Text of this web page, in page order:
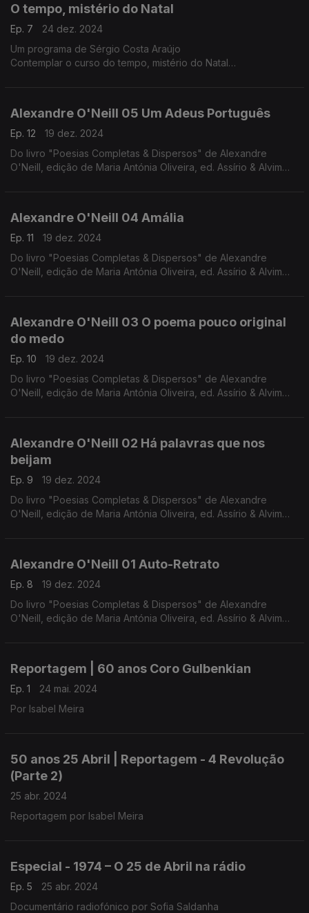
O tempo, mistério do Natal
Ep. 7
24 dez. 2024
Um programa de Sérgio Costa Araújo
Contemplar o curso do tempo, mistério do Natal
pouco mais além.
Nesta jornada, debaixo de nuvens chuviscosas, os dias vão
procissões de gente mascarada, iluminadas por fogos, velas e
santos. Vamos contemplar tudo isto na privacidade do tempo
Alexandre O'Neill 05 Um Adeus Português
Ep. 12
19 dez. 2024
Do livro "Poesias Completas & Dispersos" de Alexandre
O'Neill, edição de Maria Antónia Oliveira, ed. Assírio & Alvim
Alexandre O'Neill 04 Amália
Ep. 11
19 dez. 2024
Do livro "Poesias Completas & Dispersos" de Alexandre
O'Neill, edição de Maria Antónia Oliveira, ed. Assírio & Alvim
Alexandre O'Neill 03 O poema pouco original
do medo
Ep. 10
19 dez. 2024
Do livro "Poesias Completas & Dispersos" de Alexandre
O'Neill, edição de Maria Antónia Oliveira, ed. Assírio & Alvim
Alexandre O'Neill 02 Há palavras que nos
beijam
Ep. 9
19 dez. 2024
Do livro "Poesias Completas & Dispersos" de Alexandre
O'Neill, edição de Maria Antónia Oliveira, ed. Assírio & Alvim
Alexandre O'Neill 01 Auto-Retrato
Ep. 8
19 dez. 2024
Do livro "Poesias Completas & Dispersos" de Alexandre
O'Neill, edição de Maria Antónia Oliveira, ed. Assírio & Alvim
Reportagem | 60 anos Coro Gulbenkian
Ep. 1
24 mai. 2024
Por Isabel Meira
50 anos 25 Abril | Reportagem - 4 Revolução
(Parte 2)
25 abr. 2024
Reportagem por Isabel Meira
Especial - 1974 – O 25 de Abril na rádio
Ep. 5
25 abr. 2024
Documentário radiofónico por Sofia Saldanha